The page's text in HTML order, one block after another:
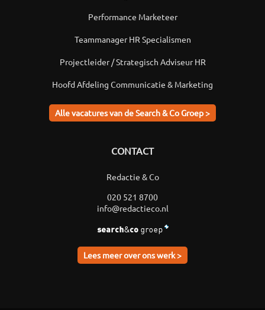
Performance Marketeer
Teammanager HR Specialismen
Projectleider / Strategisch Adviseur HR
Hoofd Afdeling Communicatie & Marketing
Alle vacatures van de Search & Co Groep >
CONTACT
Redactie & Co
020 521 8700
info@redactieco.nl
Lees meer over ons werk >